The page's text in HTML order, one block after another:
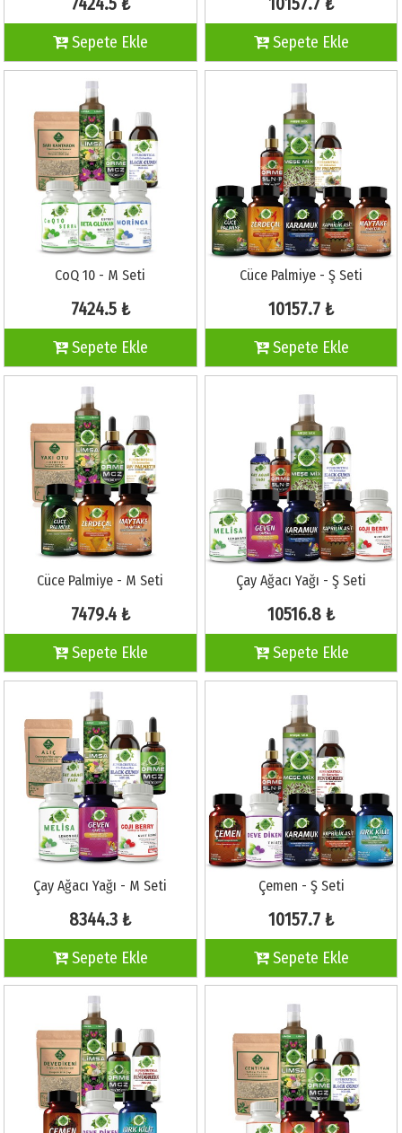
Sepete Ekle Sepete Ekle
CoQ 10 - M Seti
7424.5 ₺
Sepete Ekle
Cüce Palmiye - Ş Seti
10157.7 ₺
Sepete Ekle
Cüce Palmiye - M Seti
7479.4 ₺
Sepete Ekle
Çay Ağacı Yağı - Ş Seti
10516.8 ₺
Sepete Ekle
Çay Ağacı Yağı - M Seti
8344.3 ₺
Sepete Ekle
Çemen - Ş Seti
10157.7 ₺
Sepete Ekle